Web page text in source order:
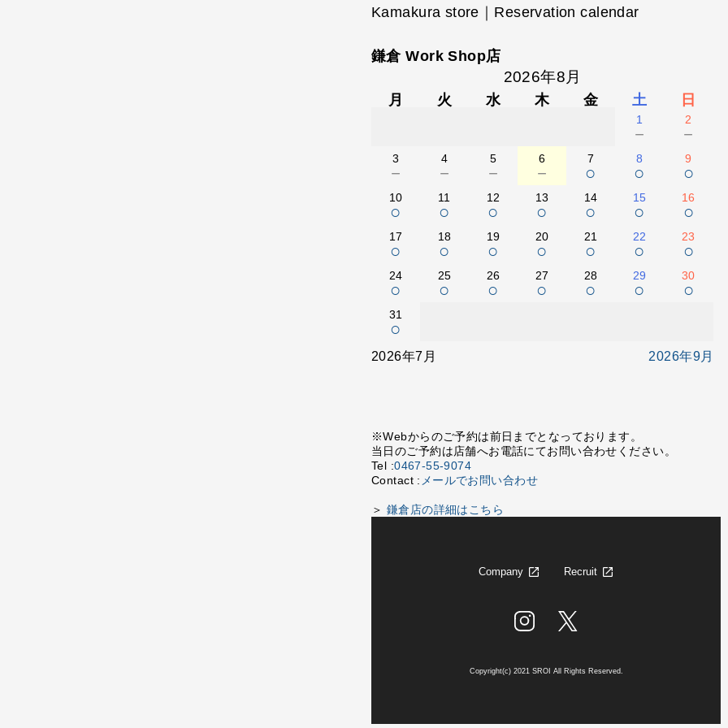
Kamakura store｜Reservation calendar
鎌倉 Work Shop店
2026年8月
月 火 水 木 金 土 日
1
－
2
－
3
－
4
－
5
－
6
－
7
○
8
○
9
○
10
○
11
○
12
○
13
○
14
○
15
○
16
○
17
○
18
○
19
○
20
○
21
○
22
○
23
○
24
○
25
○
26
○
27
○
28
○
29
○
30
○
31
○
2026年7月 2026年9月
※Webからのご予約は前日までとなっております。
当日のご予約は店舗へお電話にてお問い合わせください。
Tel :0467-55-9074
Contact : メールでお問い合わせ
＞ 鎌倉店の詳細はこちら
Company Recruit
Copyright(c) 2021 SROI All Rights Reserved.